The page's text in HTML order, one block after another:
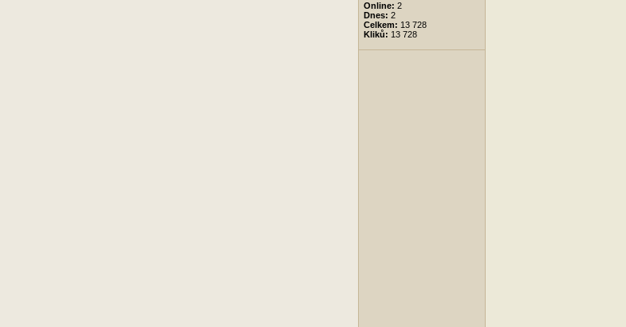
Online: 2
Dnes: 2
Celkem: 13 728
Kliků: 13 728